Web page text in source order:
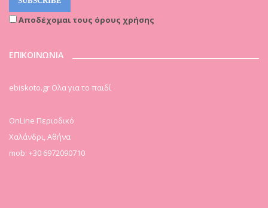
Αποδέχομαι τους όρους χρήσης
ΕΠΙΚΟΙΝΩΝΙΑ
ebiskoto.gr Ολα για το παιδί
OnLine Περιοδικό
Χαλάνδρι, Αθήνα
mob: +30 6972090710